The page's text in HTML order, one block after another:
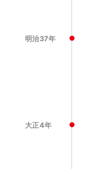
明治37年
大正4年